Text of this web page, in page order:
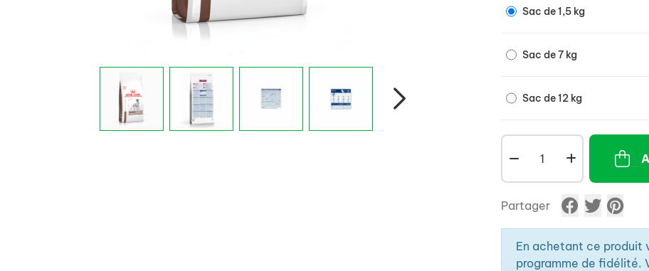
Sac de 1,5 kg
Sac de 7 kg
Sac de 12 kg
Partager
En achetant ce produit
programme de fidélité.